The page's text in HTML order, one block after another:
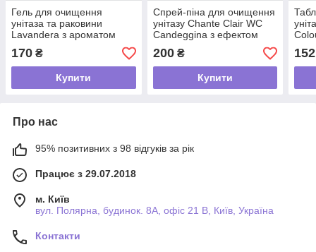
Гель для очищення
унітаза та раковини
Lavandera з ароматом
свіжості, 750 мл
170 ₴
Купити
Спрей-піна для очищення
унітазу Chante Clair WC
Candeggina з ефектом
відбілювання, 625 мл
200₴
Купити
152
Про нас
95% позитивних з 98 відгуків за рік
Працює з 29.07.2018
м. Київ
вул. Полярна, будинок. 8А, офіс 21 В, Київ, Україна
Контакти